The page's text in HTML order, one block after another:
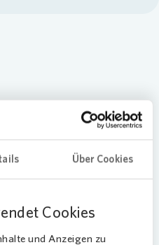
Über Cookies
Cookies
und Anzeigen zu
mit Hitzerekorden
haben in
zu